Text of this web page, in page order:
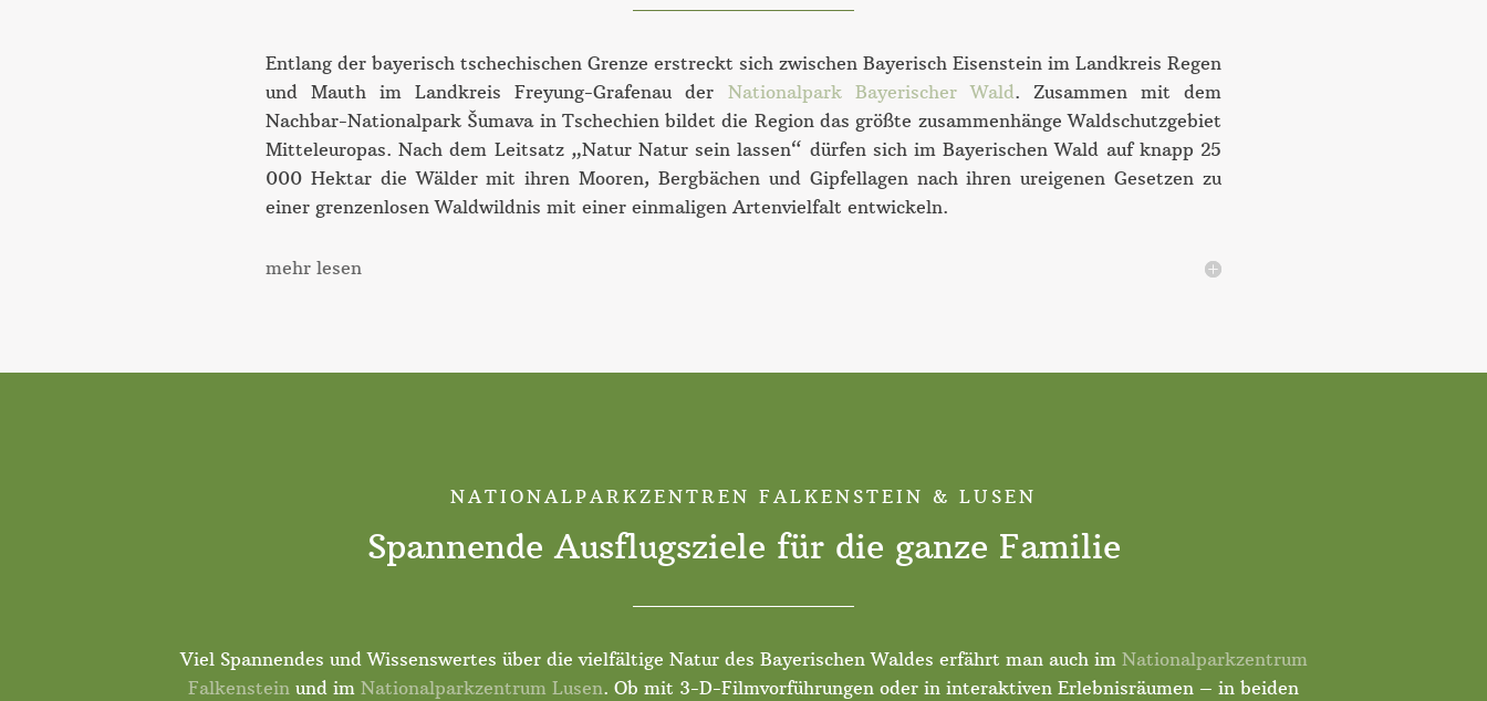
Entlang der bayerisch tschechischen Grenze erstreckt sich zwischen Bayerisch Eisenstein im Landkreis Regen
und Mauth im Landkreis Freyung-Grafenau der Nationalpark Bayerischer Wald. Zusammen mit dem
Nachbar-Nationalpark Šumava in Tschechien bildet die Region das größte zusammenhänge Waldschutzgebiet
Mitteleuropas. Nach dem Leitsatz „Natur Natur sein lassen“ dürfen sich im Bayerischen Wald auf knapp 25
000 Hektar die Wälder mit ihren Mooren, Bergbächen und Gipfellagen nach ihren ureigenen Gesetzen zu
einer grenzenlosen Waldwildnis mit einer einmaligen Artenvielfalt entwickeln.
mehr lesen
NATIONALPARKZENTREN FALKENSTEIN & LUSEN
Spannende Ausflugsziele für die ganze Familie
Viel Spannendes und Wissenswertes über die vielfältige Natur des Bayerischen Waldes erfährt man auch im Nationalparkzentrum
Falkenstein und im Nationalparkzentrum Lusen. Ob mit 3-D-Filmvorführungen oder in interaktiven Erlebnisräumen – in beiden